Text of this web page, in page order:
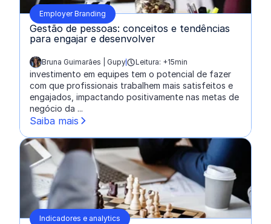
Employer Branding
Gestão de pessoas: conceitos e tendências
para engajar e desenvolver
escrito por:
Bruna Guimarães | Gupy Leitura: +15min
investimento em equipes tem o potencial de fazer
com que profissionais trabalhem mais satisfeitos e
engajados, impactando positivamente nas metas de
negócio da ...
Saiba mais
Indicadores e analytics